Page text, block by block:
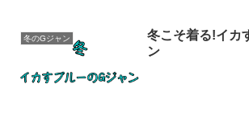
冬のGジャン
冬こそ着る!イカ
ン